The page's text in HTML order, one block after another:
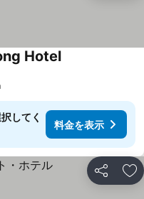
Hotel
してく
料金を表示
シェア お